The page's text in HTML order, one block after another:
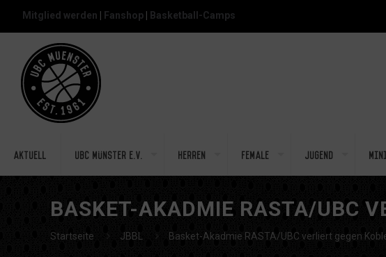
Mitglied werden Fanshop Basketball-Camps
Aktuell UBC Münster e.V. Herren Female Jugend
BASKET-AKADMIE RASTA/UBC
Startseite JBBL Basket-Akadmie RASTA/UBC verliert gegen